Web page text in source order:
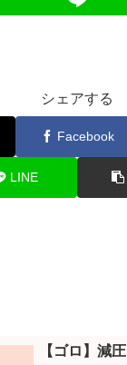
シェアする
Facebook
LINE
【ゴロ】減圧